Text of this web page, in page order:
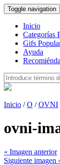
Toggle navigation
Inicio
Categorías
Gifs
Ayuda
Inicio /O /OVNI
ovni-
« Imagen anterior
Siguiente imagen